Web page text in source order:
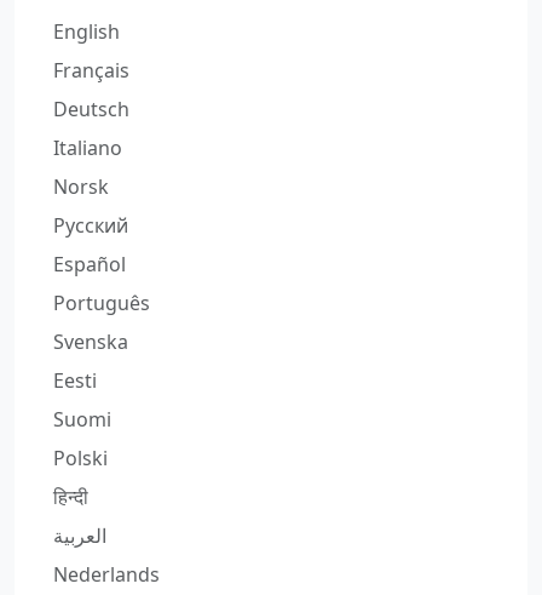
English
Français
Deutsch
Italiano
Norsk
Русский
Español
Português
Svenska
Eesti
Suomi
Polski
हिन्दी
العربية
Nederlands